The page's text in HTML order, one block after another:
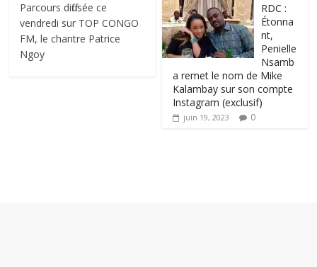
Parcours diffusée ce
vendredi sur TOP CONGO
FM, le chantre Patrice
Ngoy
RDC :
Étonna
nt,
Penielle
Nsamb
a remet le nom de Mike
Kalambay sur son compte
Instagram (exclusif)
juin 19, 2023 0